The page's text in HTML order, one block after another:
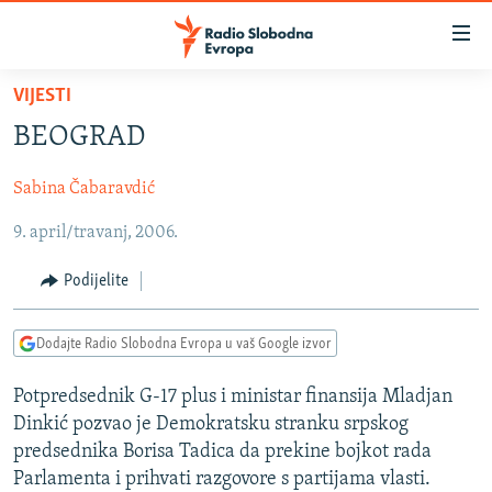
Pređite
glavni
Pređite
na
navigaciju
Pređite
na
pretragu
SRBIJA
KOSOVO
CRNA GORA
VIZUELNO
VIDEO
FOTOGALERIJE
INFOGRAFIKE
PODCASTI
RAT U UKRAJINI
KINA NA BALKANU
RSE PRIČE IZ SVIJETA
VIJESTI
BEOGRAD
Sabina Čabaravdić
9. april/travanj, 2006.
Podijelite
Dodajte Radio Slobodna Evropa u vaš Google izvor
Potpredsednik G-17 plus i ministar finansija Mladjan
Dinkić pozvao je Demokratsku stranku srpskog
predsednika Borisa Tadica da prekine bojkot rada
Parlamenta i prihvati razgovore s partijama vlasti.